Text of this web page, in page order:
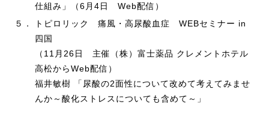
仕組み」（6月4日 Web配信）
５．
トピロリック 痛風・高尿酸血症 WEBセミナー in
四国
（11月26日 主催（株）富士薬品 クレメントホテル
高松からWeb配信）
福井敏樹 「尿酸の2面性について改めて考えてみませ
んか～酸化ストレスについても含めて～」